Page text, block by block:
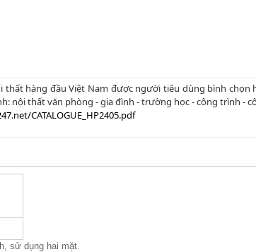
thất hàng đầu Việt Nam được người tiêu dùng bình chọn
nội thất văn phòng - gia đình - trường học - công trình -
CATALOGUE_HP2405.pdf
sử dụng hai mặt.